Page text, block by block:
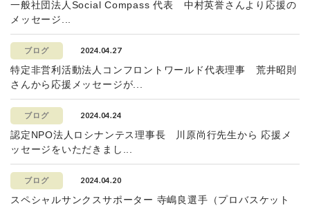
一般社団法人Social Compass 代表 中村英誉さんより応援の
メッセージ...
ブログ 2024.04.27
特定非営利活動法人コンフロントワールド代表理事 荒井昭則
さんから応援メッセージが...
ブログ 2024.04.24
認定NPO法人ロシナンテス理事長 川原尚行先生から 応援メ
ッセージをいただきまし...
ブログ 2024.04.20
スペシャルサンクスサポーター 寺嶋良選手（プロバスケット